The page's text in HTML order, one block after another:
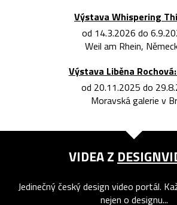
Výstava Whispering
od 14.3.2026 do
Weil am Rhein,
Výstava Liběna
od 20.11.2025 do
Moravská galerie v
VIDEA Z
Jedinečný český design video portál.
nejen o designu...